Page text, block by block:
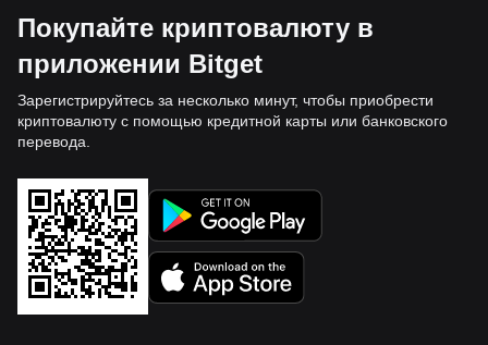
Покупайте криптовалюту в
приложении Bitget
Зарегистрируйтесь за несколько минут, чтобы приобрести
криптовалюту с помощью кредитной карты или банковского
перевода.